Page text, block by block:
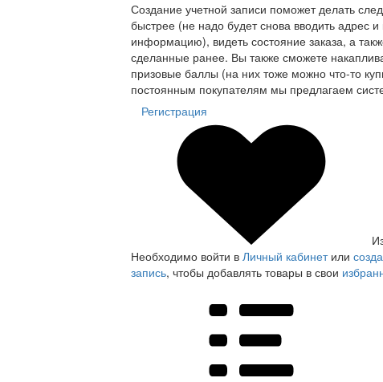
Создание учетной записи поможет делать
быстрее (не надо будет снова вводить адрес и
информацию), видеть состояние заказа, а
сделанные ранее. Вы также сможете
призовые баллы (на них тоже можно что-то
постоянным покупателям мы предлагаем
Регистрация
Необходимо войти в Личный кабинетили
запись, чтобы добавлять товары в свои